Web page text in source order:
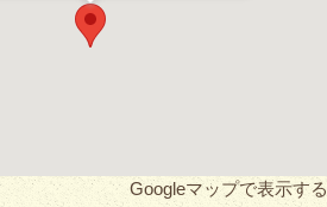
Googleマップで表示する